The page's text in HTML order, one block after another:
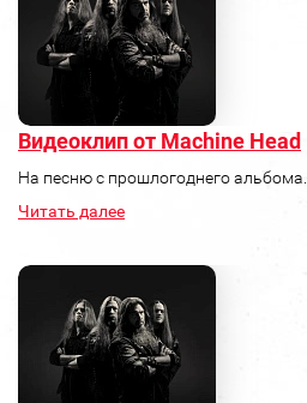
Видеоклип от Machine Head
На песню с прошлогоднего альбома.
Читать далее